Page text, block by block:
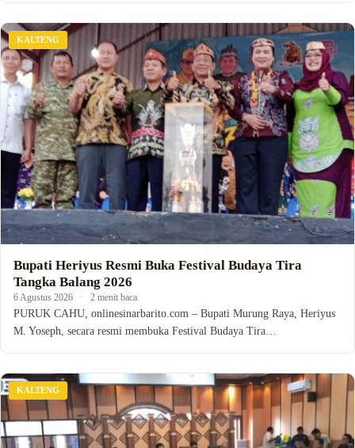
KALTENG
Bupati Heriyus Resmi Buka Festival Budaya Tira
Tangka Balang 2026
6 Agustus 2026 · 2 menit baca
PURUK CAHU, onlinesinarbarito.com – Bupati Murung Raya, Heriyus
M. Yoseph, secara resmi membuka Festival Budaya Tira…
KALTENG